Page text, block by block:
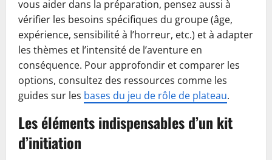
vous aider dans la préparation, pensez aussi à
vérifier les besoins spécifiques du groupe (âge,
expérience, sensibilité à l’horreur, etc.) et à adapter
les thèmes et l’intensité de l’aventure en
conséquence. Pour approfondir et comparer les
options, consultez des ressources comme les
guides sur les bases du jeu de rôle de plateau.
Les éléments indispensables d’un kit
d’initiation